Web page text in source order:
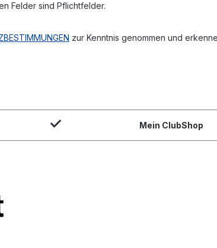
Felder sind Pflichtfelder.
zur Kenntnis genommen und
Mein ClubShop